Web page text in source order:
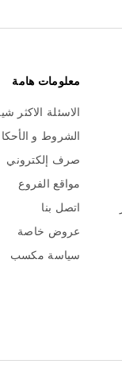
معلومات هامة
الاسئلة الاكثر
الشروط و
صرف إلكتروني
مواقع الفروع
اتصل بنا
عروض خاصة
سياسة مكسب